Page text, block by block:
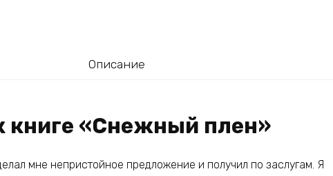
Описание
книге «Снежный плен»
мне непристойное предложение и получил по заслугам. Я